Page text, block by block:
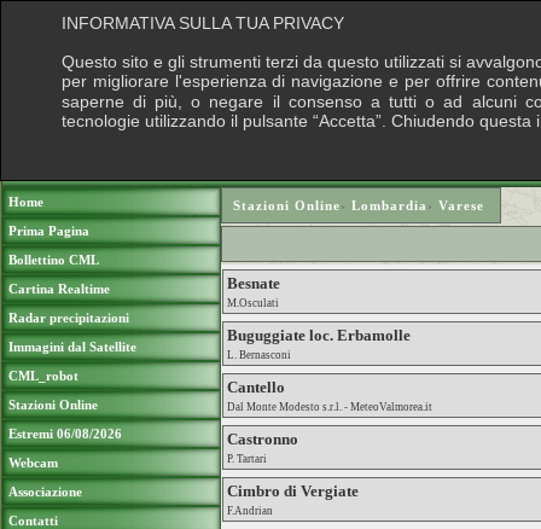
Home
Prima Pagina
Bollettino CML
Cartina Realtime
Radar precipitazioni
Immagini dal Satellite
CML_robot
Stazioni Online
Estremi 06/08/2026
Webcam
Associazione
Contatti
Stazioni Online› Lombardia › Varese
Besnate
M.Osculati
Buguggiate loc. Erbamolle
L. Bernasconi
Cantello
Dal Monte Modesto s.r.l. - MeteoValmorea.it
Castronno
P. Tartari
Cimbro di Vergiate
F.Andrian
INFORMATIVA SULLA TUA PRIVACY
Questo sito e gli strumenti terzi da questo utilizzati si
per migliorare l'esperienza di navigazione e per offrire
saperne di più, o negare il consenso a tutti o ad alcuni
tecnologie utilizzando il pulsante “Accetta”. Chiudendo